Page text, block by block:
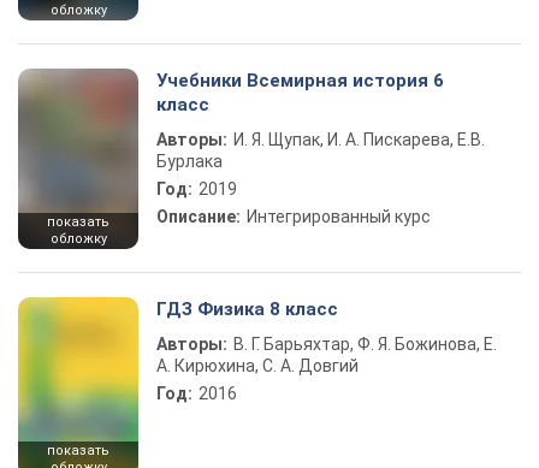
обложку
показать
обложку
Учебники Всемирная история 6
класс
Авторы: И. Я. Щупак, И. А. Пискарева, Е.В.
Бурлака
Год: 2019
Описание: Интегрированный курс
показать
ГДЗ Физика 8 класс
Авторы: В. Г. Барьяхтар, Ф. Я. Божинова, Е.
А. Кирюхина, С. А. Довгий
Год: 2016